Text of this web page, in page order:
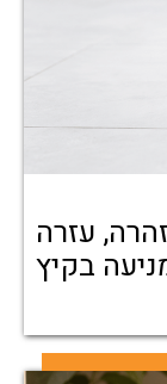
עזרה
בקיץ